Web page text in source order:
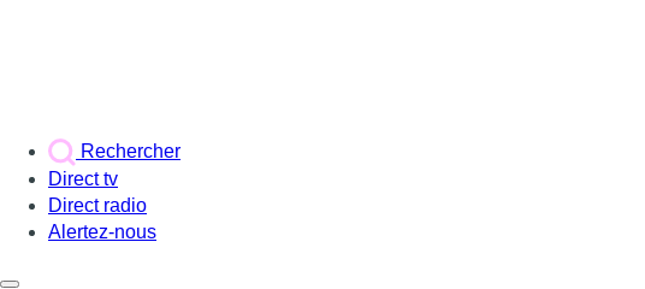
Rechercher
Direct tv
Direct radio
Alertez-nous